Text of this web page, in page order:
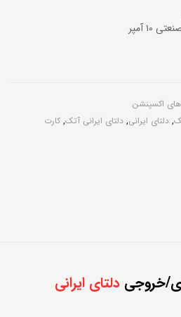
اکسپنشن
, دلتای ایرانی, دلتای ایرانی آتک, کارت
خروجی دلتای ایرانی